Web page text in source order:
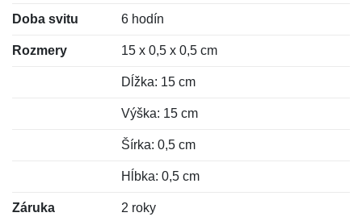
Doba svitu 6 hodín
Rozmery 15 x 0,5 x 0,5 cm
Dĺžka: 15 cm
Výška: 15 cm
Šírka: 0,5 cm
Hĺbka: 0,5 cm
Záruka 2 roky